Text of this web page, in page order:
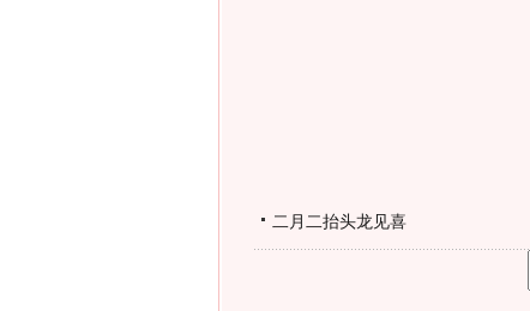
二月二抬头龙见喜